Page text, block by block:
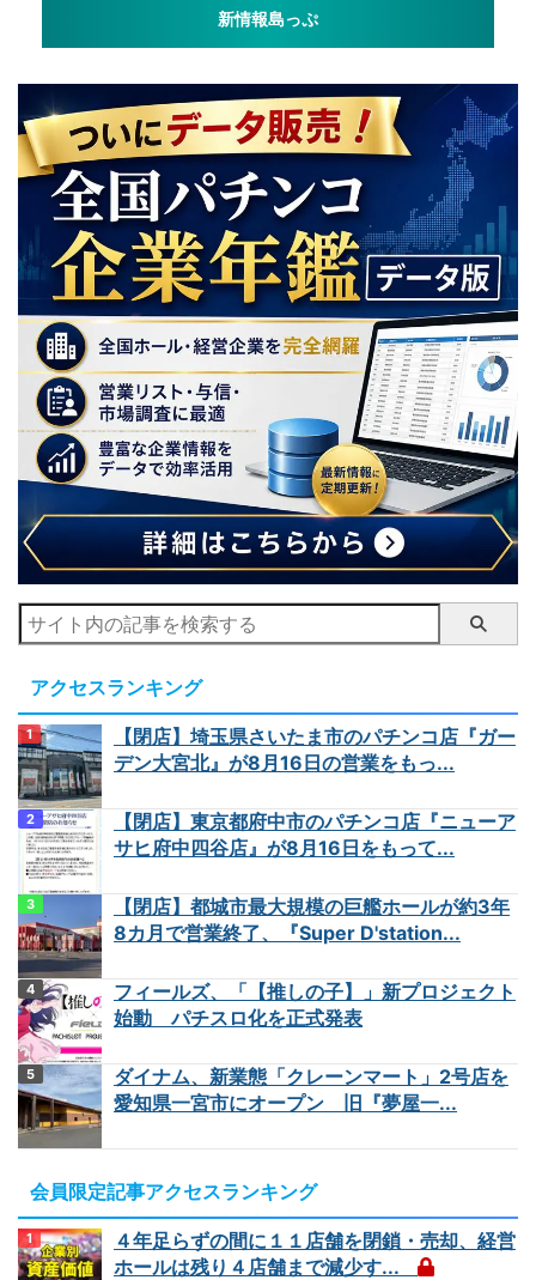
新情報島っぷ
アクセスランキング
【閉店】埼玉県さいたま市のパチンコ店『ガー
デン大宮北』が8月16日の営業をもっ...
【閉店】東京都府中市のパチンコ店『ニューア
サヒ府中四谷店』が8月16日をもって...
【閉店】都城市最大規模の巨艦ホールが約3年
8カ月で営業終了、『Super D'station...
フィールズ、「【推しの子】」新プロジェクト
始動 パチスロ化を正式発表
ダイナム、新業態「クレーンマート」2号店を
愛知県一宮市にオープン 旧『夢屋一...
会員限定記事アクセスランキング
４年足らずの間に１１店舗を閉鎖・売却、経営
ホールは残り４店舗まで減少す...